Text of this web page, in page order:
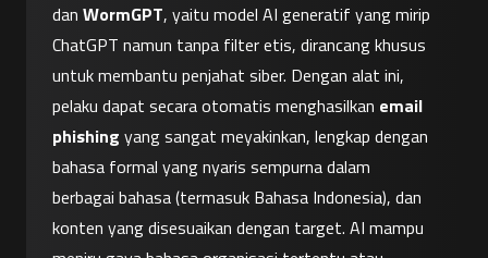
dan WormGPT, yaitu model AI generatif yang mirip
ChatGPT namun tanpa filter etis, dirancang khusus
untuk membantu penjahat siber. Dengan alat ini,
pelaku dapat secara otomatis menghasilkan email
phishing yang sangat meyakinkan, lengkap dengan
bahasa formal yang nyaris sempurna dalam
berbagai bahasa (termasuk Bahasa Indonesia), dan
konten yang disesuaikan dengan target. AI mampu